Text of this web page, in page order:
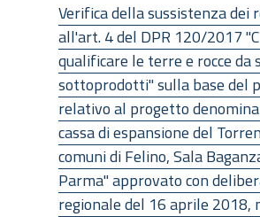
Verifica della sussistenza dei
all'art. 4 del DPR 120/2017
qualificare le terre e rocce da
sottoprodotti" sulla base del
relativo al progetto
cassa di espansione del
comuni di Felino, Sala
Parma" approvato con
regionale del 16 aprile 2018,